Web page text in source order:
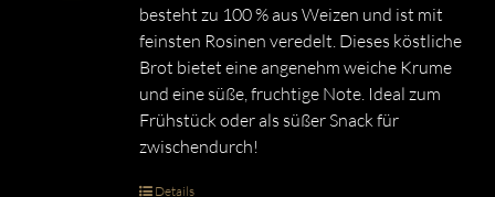
besteht zu 100 % aus Weizen und ist mit
feinsten Rosinen veredelt. Dieses köstliche
Brot bietet eine angenehm weiche Krume
und eine süße, fruchtige Note. Ideal zum
Frühstück oder als süßer Snack für
zwischendurch!
Details